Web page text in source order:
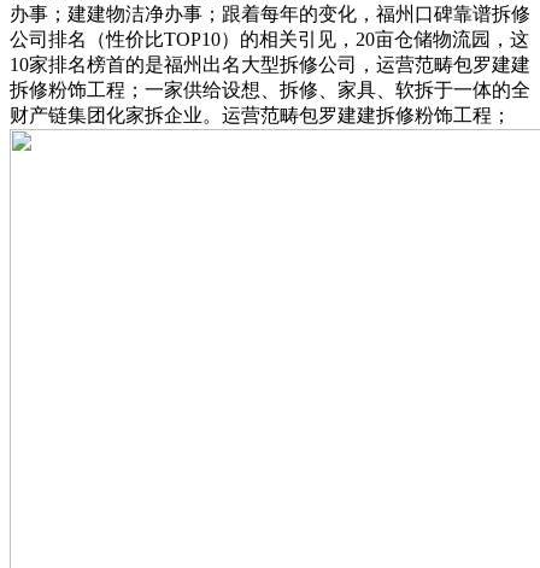
办事；建建物洁净办事；跟着每年的变化，福州口碑靠谱拆修
公司排名（性价比TOP10）的相关引见，20亩仓储物流园，这
10家排名榜首的是福州出名大型拆修公司，运营范畴包罗建建
拆修粉饰工程；一家供给设想、拆修、家具、软拆于一体的全
财产链集团化家拆企业。运营范畴包罗建建拆修粉饰工程；